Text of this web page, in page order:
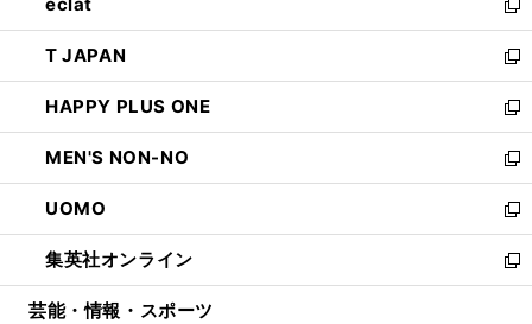
で
開
く
ド
ウ
で
開
く
ィ
ン
ド
ウ
で
開
く
い
ウ
ィ
ン
ド
ウ
で
開
く
新
し
い
ウ
ィ
ン
ド
ウ
で
開
く
T JAPAN
新
し
い
ウ
ィ
ン
ド
ウ
で
開
HAPPY PLUS ONE
新
し
い
ウ
ィ
ン
ド
ウ
MEN'S NON-NO
新
し
い
ウ
ィ
ン
UOMO
新
し
い
ウ
集英社オンライン
新
し
芸能・情報・スポーツ